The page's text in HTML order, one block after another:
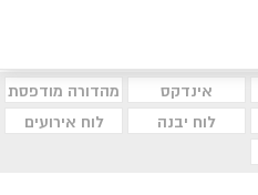
אינדקס
מהדורה מודפסת
לוח יבנה
לוח אירועים